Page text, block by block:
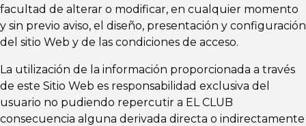
facultad de alterar o modificar, en cualquier momento
y sin previo aviso, el diseño, presentación y configuración
del sitio Web y de las condiciones de acceso.
La utilización de la información proporcionada a través
de este Sitio Web es responsabilidad exclusiva del
usuario no pudiendo repercutir a EL CLUB
consecuencia alguna derivada directa o indirectamente